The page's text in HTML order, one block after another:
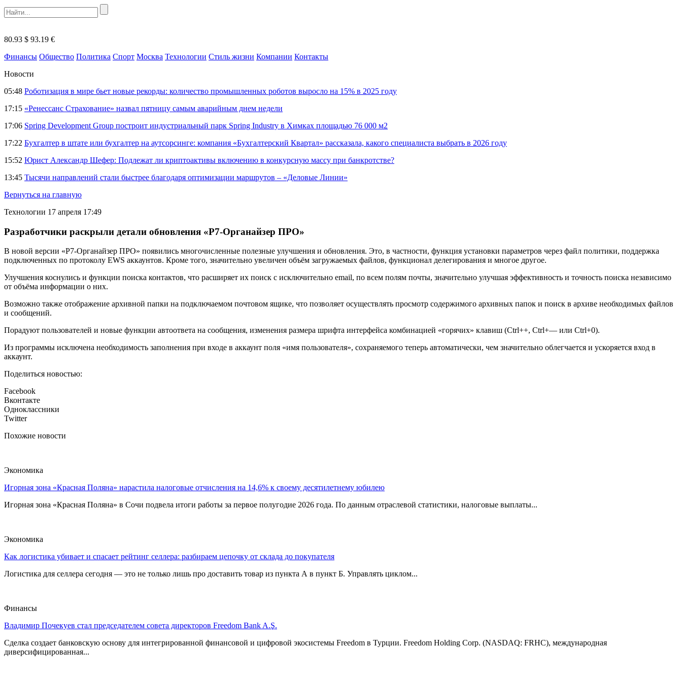
80.93 $ 93.19 €
Финансы Общество Политика Спорт Москва Технологии Стиль жизни Компании Контакты
Новости
05:48 Роботизация в мире бьет новые рекорды: количество промышленных роботов выросло на 15% в 2025 году
17:15 «Ренессанс Страхование» назвал пятницу самым аварийным днем недели
17:06 Spring Development Group построит индустриальный парк Spring Industry в Химках площадью 76 000 м2
17:22 Бухгалтер в штате или бухгалтер на аутсорсинге: компания «Бухгалтерский Квартал» рассказала, какого специалиста выбрать в 2026 году
15:52 Юрист Александр Шефер: Подлежат ли криптоактивы включению в конкурсную массу при банкротстве?
13:45 Тысячи направлений стали быстрее благодаря оптимизации маршрутов – «Деловые Линии»
Вернуться на главную
Технологии 17 апреля 17:49
Разработчики раскрыли детали обновления «Р7-Органайзер ПРО»
В новой версии «Р7-Органайзер ПРО» появились многочисленные полезные улучшения и обновления. Это, в частности, функция установки параметров через файл политики, поддержка
подключенных по протоколу EWS аккаунтов. Кроме того, значительно увеличен объём загружаемых файлов, функционал делегирования и многое другое.
Улучшения коснулись и функции поиска контактов, что расширяет их поиск с исключительно email, по всем полям почты, значительно улучшая эффективность и точность поиска независимо
от объёма информации о них.
Возможно также отображение архивной папки на подключаемом почтовом ящике, что позволяет осуществлять просмотр содержимого архивных папок и поиск в архиве необходимых файлов
и сообщений.
Порадуют пользователей и новые функции автоответа на сообщения, изменения размера шрифта интерфейса комбинацией «горячих» клавиш (Ctrl++, Ctrl+— или Ctrl+0).
Из программы исключена необходимость заполнения при входе в аккаунт поля «имя пользователя», сохраняемого теперь автоматически, чем значительно облегчается и ускоряется вход в
аккаунт.
Поделиться новостью:
Facebook
Вконтакте
Одноклассники
Twitter
Похожие новости
Экономика
Игорная зона «Красная Поляна» нарастила налоговые отчисления на 14,6% к своему десятилетнему юбилею
Игорная зона «Красная Поляна» в Сочи подвела итоги работы за первое полугодие 2026 года. По данным отраслевой статистики, налоговые выплаты...
Экономика
Как логистика убивает и спасает рейтинг селлера: разбираем цепочку от склада до покупателя
Логистика для селлера сегодня — это не только лишь про доставить товар из пункта А в пункт Б. Управлять циклом...
Финансы
Владимир Почекуев стал председателем совета директоров Freedom Bank A.Ş.
Сделка создает банковскую основу для интегрированной финансовой и цифровой экосистемы Freedom в Турции. Freedom Holding Corp. (NASDAQ: FRHC), международная
диверсифицированная...